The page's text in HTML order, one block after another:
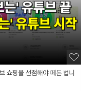
쇼핑을 선점해야 떼돈 법니